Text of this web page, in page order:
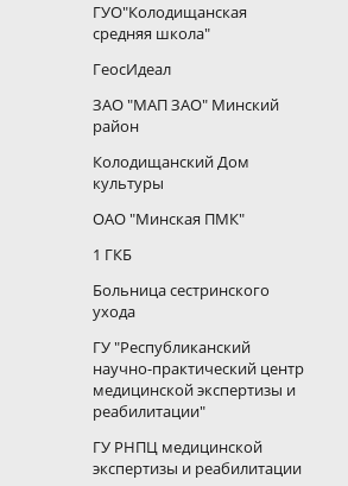
ГУО"Колодищанская
средняя школа"
ГеосИдеал
ЗАО "МАП ЗАО" Минский
район
Колодищанский Дом
культуры
ОАО "Минская ПМК"
1 ГКБ
Больница сестринского
ухода
ГУ "Республиканский
научно-практический центр
медицинской экспертизы и
реабилитации"
ГУ РНПЦ медицинской
экспертизы и реабилитации